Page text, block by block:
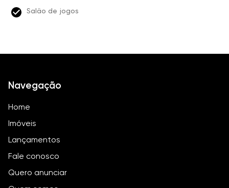
Salão de jogos
Navegação
Home
Imóveis
Lançamentos
Fale conosco
Quero anunciar